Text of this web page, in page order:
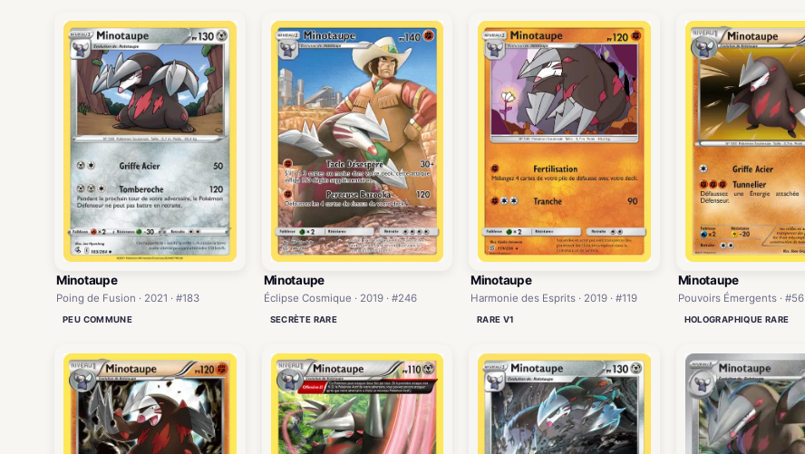
Minotaupe
Poing de Fusion · 2021 · #183
PEU COMMUNE
Minotaupe
Éclipse Cosmique · 2019 · #246
SECRÈTE RARE
Minotaupe
Harmonie des Esprits · 2019 · #119
RARE V1
Minotaupe
Pouvoirs Émergents · #56
HOLOGRAPHIQUE RARE